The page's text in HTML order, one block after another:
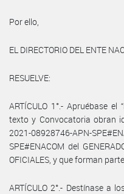
Por ello,
EL DIRECTORIO DEL ENTE
RESUELVE:
ARTÍCULO 1°.- Apruébase el
texto y Convocatoria obran
2021-08928746-APN-
SPE#ENACOM del
OFICIALES, y que forman
ARTÍCULO 2°.- Destínase a